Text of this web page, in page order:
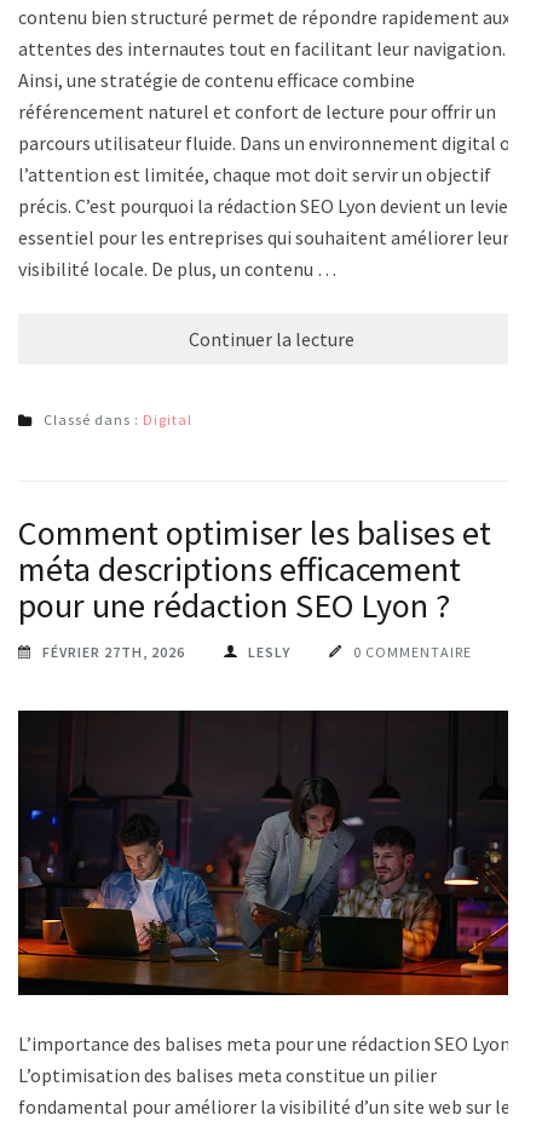
contenu bien structuré permet de répondre rapidement aux
attentes des internautes tout en facilitant leur navigation.
Ainsi, une stratégie de contenu efficace combine
référencement naturel et confort de lecture pour offrir un
parcours utilisateur fluide. Dans un environnement digital où
l’attention est limitée, chaque mot doit servir un objectif
précis. C’est pourquoi la rédaction SEO Lyon devient un levier
essentiel pour les entreprises qui souhaitent améliorer leur
visibilité locale. De plus, un contenu …
Continuer la lecture
Classé dans : Digital
Comment optimiser les balises et
méta descriptions efficacement
pour une rédaction SEO Lyon ?
FÉVRIER 27TH, 2026 LESLY 0 COMMENTAIRE
L’importance des balises meta pour une rédaction SEO Lyon
L’optimisation des balises meta constitue un pilier
fondamental pour améliorer la visibilité d’un site web sur les